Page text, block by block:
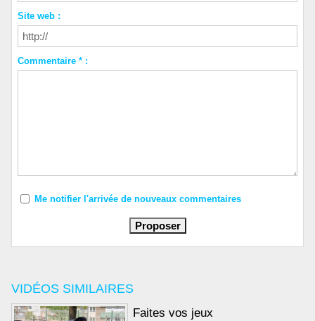
VIDÉOS SIMILAIRES
Faites vos jeux
Site web :
Commentaire * :
Me notifier l'arrivée de nouveaux commentaires